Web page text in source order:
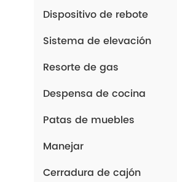
Dispositivo de rebote
Sistema de elevación
Resorte de gas
Despensa de cocina
Patas de muebles
Manejar
Cerradura de cajón